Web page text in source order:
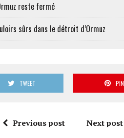
reste fermé
sûrs dans le détroit d’Ormuz
TWEET PIN
Previous post Next post